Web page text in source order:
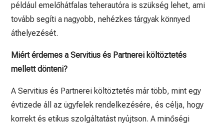
például emelőhátfalas teherautóra is szükség lehet, ami
tovább segíti a nagyobb, nehézkes tárgyak könnyed
áthelyezését.
Miért érdemes a Servitius és Partnerei költöztetés
mellett dönteni?
A Servitius és Partnerei költöztetés már több, mint egy
évtizede áll az ügyfelek rendelkezésére, és célja, hogy
korrekt és etikus szolgáltatást nyújtson. A minőségi